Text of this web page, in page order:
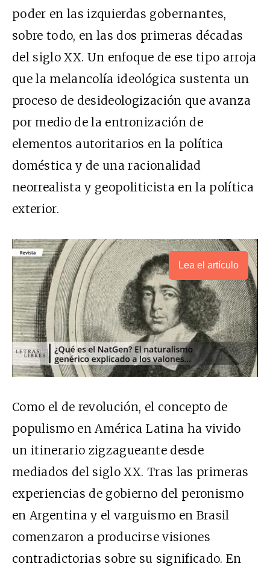
poder en las izquierdas gobernantes,
sobre todo, en las dos primeras décadas
del siglo XX. Un enfoque de ese tipo arroja
que la melancolía ideológica sustenta un
proceso de desideologización que avanza
por medio de la entronización de
elementos autoritarios en la política
doméstica y de una racionalidad
neorrealista y geopoliticista en la política
exterior.
Lea el artículo
Como el de revolución, el concepto de
populismo en América Latina ha vivido
un itinerario zigzagueante desde
mediados del siglo XX. Tras las primeras
experiencias de gobierno del peronismo
en Argentina y el varguismo en Brasil
comenzaron a producirse visiones
contradictorias sobre su significado. En